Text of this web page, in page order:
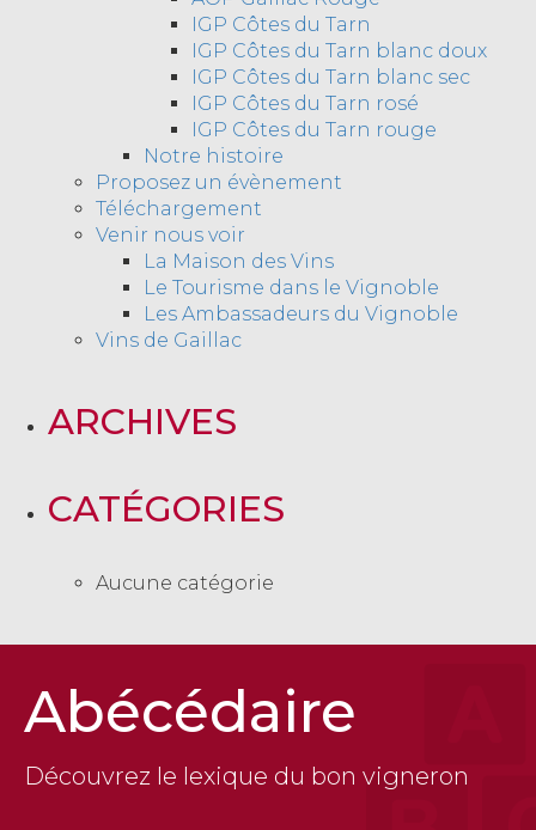
IGP Côtes du Tarn
IGP Côtes du Tarn blanc doux
IGP Côtes du Tarn blanc sec
IGP Côtes du Tarn rosé
IGP Côtes du Tarn rouge
Notre histoire
Proposez un évènement
Téléchargement
Venir nous voir
La Maison des Vins
Le Tourisme dans le Vignoble
Les Ambassadeurs du Vignoble
Vins de Gaillac
ARCHIVES
CATÉGORIES
Aucune catégorie
Abécédaire
Découvrez le lexique du bon vigneron